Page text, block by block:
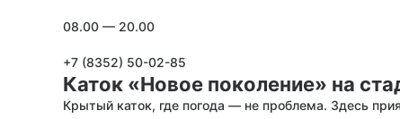
08.00 — 20.00
+7 (8352) 50-02-85
Каток «Новое поколение» на
Крытый каток, где погода — не проблема. Здесь